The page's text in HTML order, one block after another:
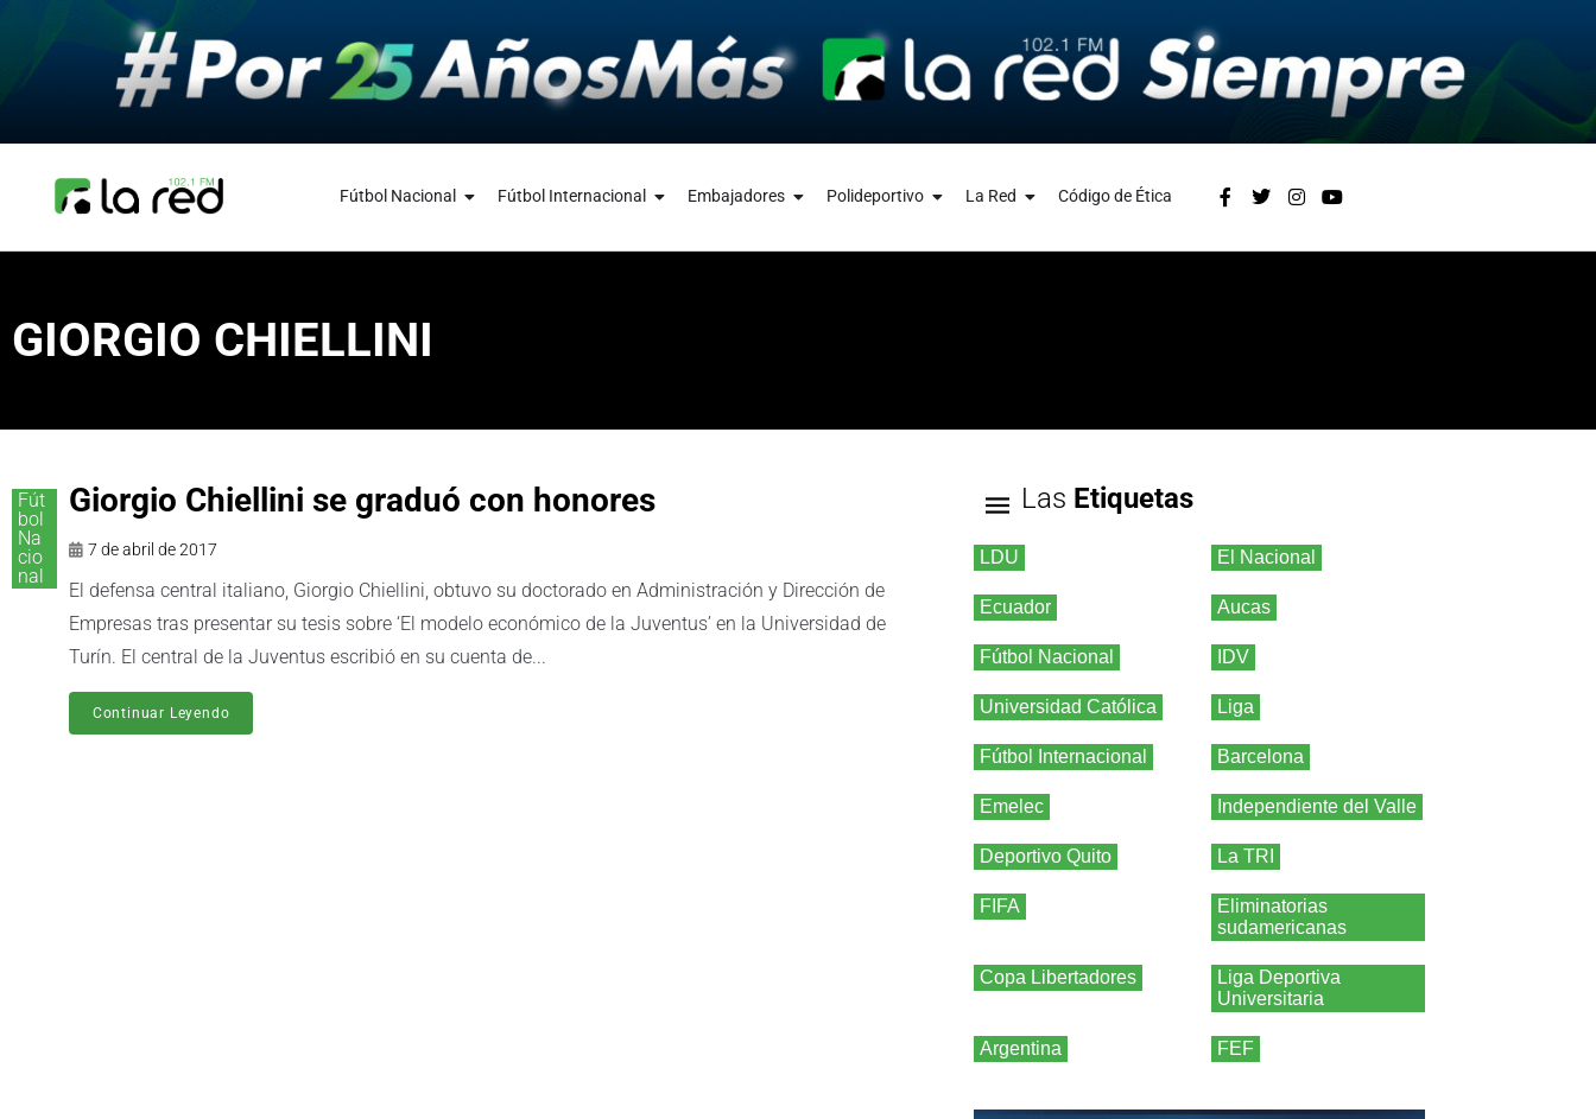
Fútbol Nacional Fútbol Internacional Embajadores Polideportivo La Red Código de Ética
GIORGIO CHIELLINI
Fút
bol
Na
cio
nal
Giorgio Chiellini se graduó con honores
7 de abril de 2017
El defensa central italiano, Giorgio Chiellini, obtuvo su doctorado en Administración y Dirección de
Empresas tras presentar su tesis sobre ‘El modelo económico de la Juventus’ en la Universidad de
Turín. El central de la Juventus escribió en su cuenta de...
Continuar Leyendo
Las Etiquetas
LDU El Nacional
Ecuador Aucas
Fútbol Nacional IDV
Universidad Católica Liga
Fútbol Internacional Barcelona
Emelec Independiente del Valle
Deportivo Quito La TRI
FIFA
Eliminatorias
sudamericanas
Copa Libertadores
Liga Deportiva
Universitaria
Argentina FEF